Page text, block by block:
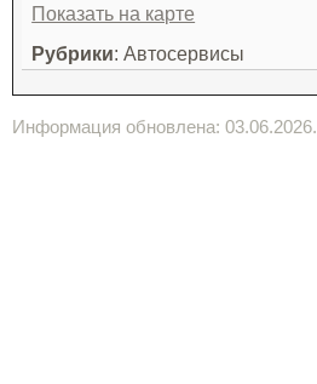
Показать на карте
Рубрики: Автосервисы
Информация обновлена: 03.06.2026.